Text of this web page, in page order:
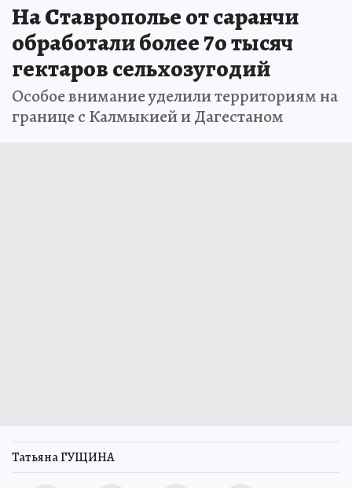
На Ставрополье от саранчи
обработали более 7о тысяч
гектаров сельхозугодий
Особое внимание уделили территориям на
границе с Калмыкией и Дагестаном
Татьяна ГУЩИНА